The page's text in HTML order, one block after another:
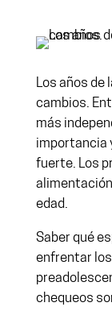
Los años de
cambios.
más
importancia
fuerte. Los
edad.
Saber qué
enfrentar
chequeos